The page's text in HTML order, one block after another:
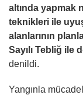
altında yapmak
teknikleri ile
alanlarının
Sayılı Tebliğ
denildi.
Yangınla